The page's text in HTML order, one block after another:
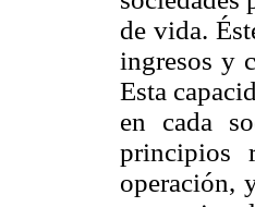
de vida.
ingresos y
Esta
en cada
principios
operación,